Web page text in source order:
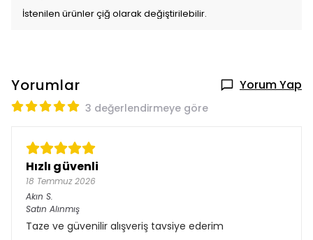
İstenilen ürünler çiğ olarak değiştirilebilir.
Yorumlar Yorum Yap
3 değerlendirmeye göre
Hızlı güvenli
18 Temmuz 2026
Akın S.
Satın Alınmış
Taze ve güvenilir alışveriş tavsiye ederim